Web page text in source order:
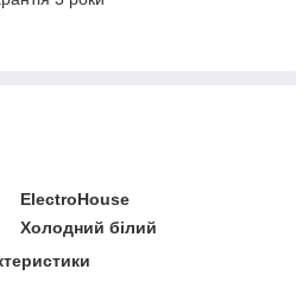
ElectroHouse
Холодний білий